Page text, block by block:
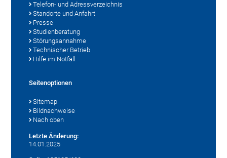
Telefon- und Adressverzeichnis
Standorte und Anfahrt
Presse
Studienberatung
Störungsannahme
Technischer Betrieb
Hilfe im Notfall
Seitenoptionen
Sitemap
Bildnachweise
Nach oben
Letzte Änderung:
14.01.2025